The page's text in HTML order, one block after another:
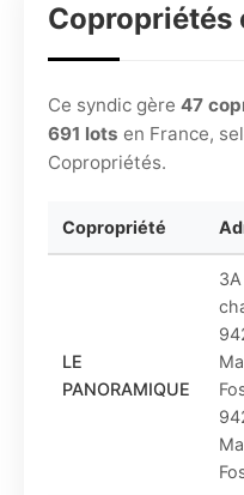
Copropriétés
Ce syndic gère 47
691 lots en France,
Copropriétés.
Copropriété
LE
PANORAMIQUE